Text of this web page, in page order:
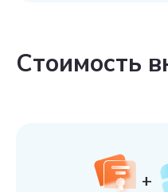
Стоимость
+